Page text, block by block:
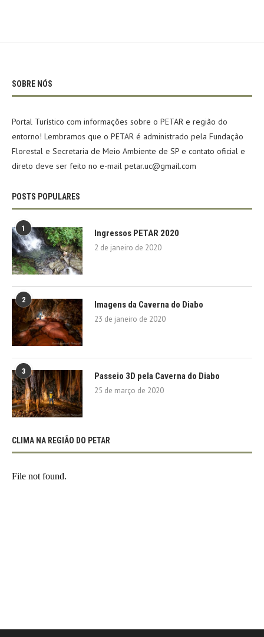
SOBRE NÓS
Portal Turístico com informações sobre o PETAR e região do
entorno! Lembramos que o PETAR é administrado pela Fundação
Florestal e Secretaria de Meio Ambiente de SP e contato oficial e
direto deve ser feito no e-mail petar.uc@gmail.com
POSTS POPULARES
1 Ingressos PETAR 2020
2 de janeiro de 2020
2 Imagens da Caverna do Diabo
23 de janeiro de 2020
3 Passeio 3D pela Caverna do Diabo
25 de março de 2020
CLIMA NA REGIÃO DO PETAR